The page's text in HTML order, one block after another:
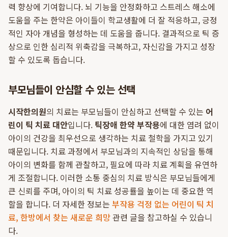
력 향상에 기여합니다. 뇌 기능을 안정화하고 스트레스 해소에
도움을 주는 한약은 아이들이 학교생활에 더 잘 적응하고, 긍정
적인 자아 개념을 형성하는 데 도움을 줍니다. 결과적으로 틱 증
상으로 인한 심리적 위축감을 극복하고, 자신감을 가지고 성장
할 수 있도록 돕습니다.
부모님들이 안심할 수 있는 선택
시작한의원의 치료는 부모님들이 안심하고 선택할 수 있는 어
린이 틱 치료 대안입니다. 틱장애 한약 부작용에 대한 염려 없이
아이의 건강을 최우선으로 생각하는 치료 철학을 가지고 있기
때문입니다. 치료 과정에서 부모님과의 지속적인 상담을 통해
아이의 변화를 함께 관찰하고, 필요에 따라 치료 계획을 유연하
게 조절합니다. 이러한 소통 중심의 치료 방식은 부모님들에게
큰 신뢰를 주며, 아이의 틱 치료 성공률을 높이는 데 중요한 역
할을 합니다. 더 자세한 정보는 부작용 걱정 없는 어린이 틱 치
료, 한방에서 찾는 새로운 희망관련 글을 참고하실 수 있습니
다.